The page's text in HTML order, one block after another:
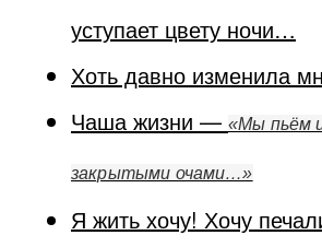
уступает цвету ночи…
Хоть давно изменила
Чаша жизни — «Мы пьём
закрытыми очами…»
Я жить хочу! Хочу